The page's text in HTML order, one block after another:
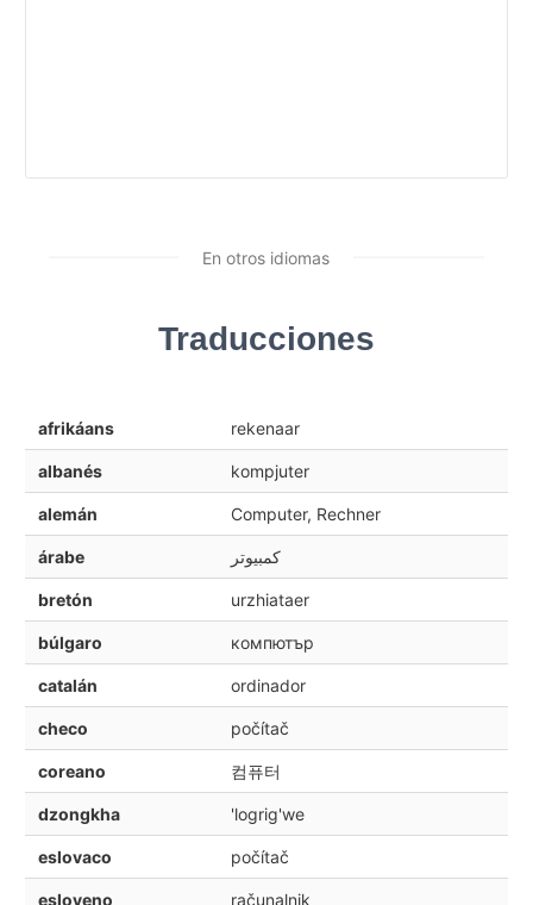
En otros idiomas
Traducciones
afrikáans rekenaar
albanés kompjuter
alemán Computer, Rechner
árabe كمبيوتر
bretón urzhiataer
búlgaro компютър
catalán ordinador
checo počítač
coreano 컴퓨터
dzongkha 'logrig'we
eslovaco počítač
esloveno računalnik